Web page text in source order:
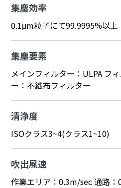
集塵効率
0.1μm粒子にて99.9995%以上
集塵要素
メインフィルター：ULPA フ
ー：不織布フィルター
清浄度
ISOクラス3~4(クラス1~10)
吹出風速
作業エリア：0.3m/sec 通路